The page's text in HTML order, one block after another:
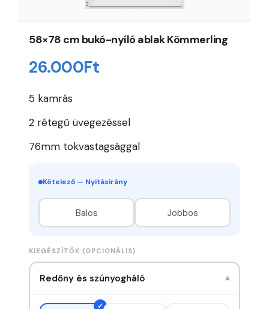
58×78 cm bukó-nyíló ablak Kömmerling
26.000Ft
5 kamrás
2 rétegű üvegezéssel
76mm tokvastagsággal
Kötelező — Nyitásirány
Balos Jobbos
KIEGÉSZÍTŐK (OPCIONÁLIS)
Redőny és szúnyogháló ▾